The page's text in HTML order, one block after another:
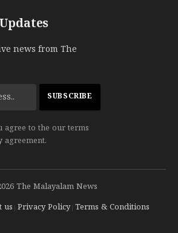
news from The
agree to the our terms
agreement.
The Malayalam News
us Privacy Policy Terms & Conditions